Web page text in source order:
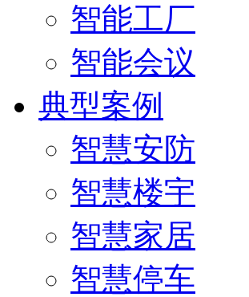
智能工厂
智能会议
典型案例
智慧安防
智慧楼宇
智慧家居
智慧停车